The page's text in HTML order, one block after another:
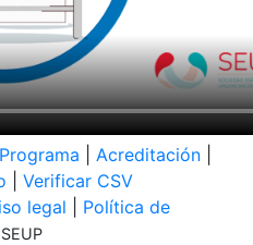
Programa Acreditación
Verificar CSV
legal
Política de